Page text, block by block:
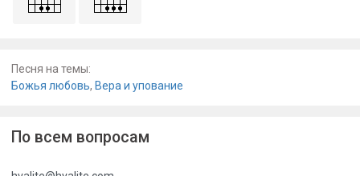
Песня на темы:
Божья любовь, Вера и упование
По всем вопросам